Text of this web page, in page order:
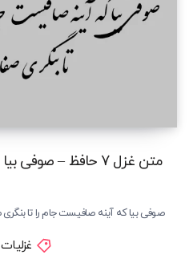
متن غزل 7 حافظ – صوفی بیا که آینه صافیست جام را
صوفی بیا که آینه صافیست جام را تا